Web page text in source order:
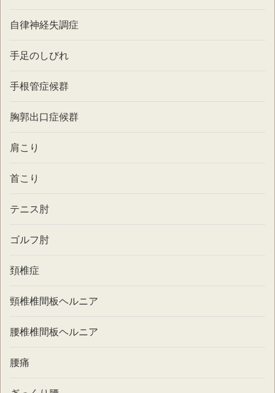
自律神経失調症
手足のしびれ
手根管症候群
胸郭出口症候群
肩こり
首こり
テニス肘
ゴルフ肘
頚椎症
頸椎椎間板ヘルニア
腰椎椎間板ヘルニア
腰痛